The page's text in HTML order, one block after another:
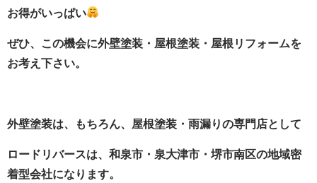
お得がいっぱい
ぜひ、この機会に外壁塗装・屋根塗装・屋根リフォームを
お考え下さい。
外壁塗装は、もちろん、屋根塗装・雨漏りの専門店として
ロードリバースは、和泉市・泉大津市・堺市南区の地域密
着型会社になります。